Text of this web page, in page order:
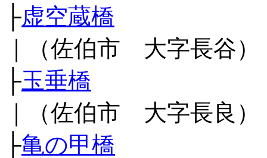
├虚空蔵橋
｜（佐伯市 大字長谷）
├玉垂橋
｜（佐伯市 大字長良）
├亀の甲橋